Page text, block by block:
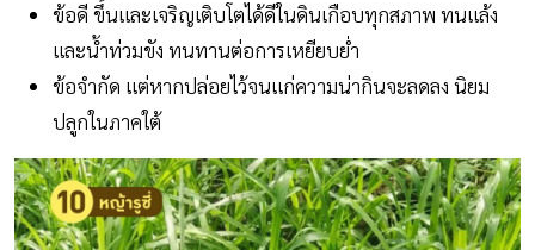
ข้อดี ขึ้นและเจริญเติบโตได้ดีในดินเกือบทุกสภาพ ทนแล้ง
และน้ำท่วมขัง ทนทานต่อการเหยียบย่ำ
ข้อจำกัด แต่หากปล่อยไว้จนแก่ความน่ากินจะลดลง นิยม
ปลูกในภาคใต้